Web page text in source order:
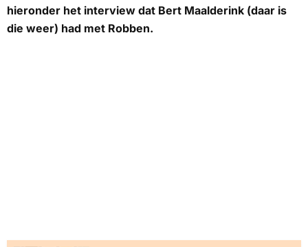
hieronder het interview dat Bert Maalderink (daar is
die weer) had met Robben.